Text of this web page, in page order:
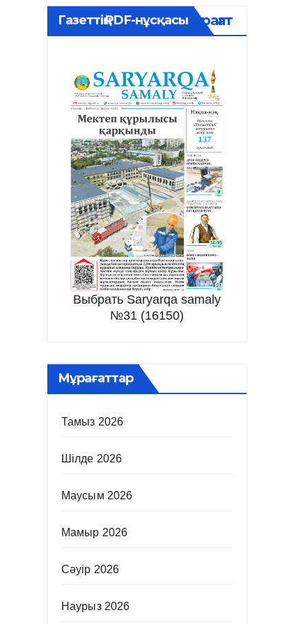
Газеттің PDF-нұсқасыМұрағат
Выбрать Saryarqa samaly
№31 (16150)
Мұрағаттар
Тамыз 2026
Шілде 2026
Маусым 2026
Мамыр 2026
Сәуір 2026
Наурыз 2026